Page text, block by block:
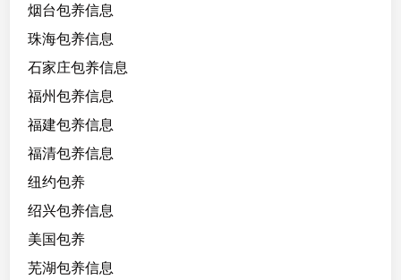
烟台包养信息
珠海包养信息
石家庄包养信息
福州包养信息
福建包养信息
福清包养信息
纽约包养
绍兴包养信息
美国包养
芜湖包养信息